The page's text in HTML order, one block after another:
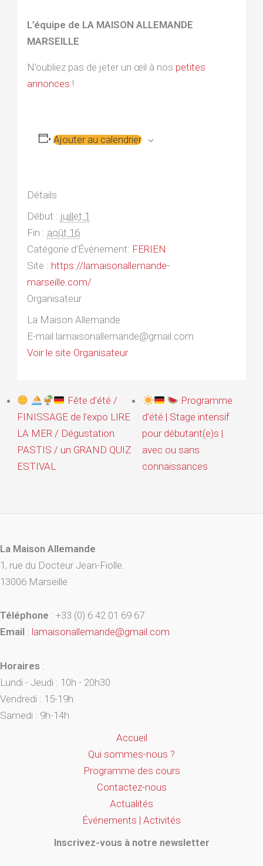
L’équipe de LA MAISON ALLEMANDE
MARSEILLE
N’oubliez pas de jeter un œil à nos petites
annonces !
Ajouter au calendrier
Détails
Début : juillet 1
Fin : août 16
Catégorie d’Évènement: FERIEN
Site : https://lamaisonallemande-
marseille.com/
Organisateur
La Maison Allemande
E-mail lamaisonallemande@gmail.com
Voir le site Organisateur
Fête d’été /
FINISSAGE de l’expo LIRE
LA MER / Dégustation
PASTIS / un GRAND QUIZ
ESTIVAL
Programme
d’été | Stage intensif
pour débutant(e)s |
avec ou sans
connaissances
La Maison Allemande
1, rue du Docteur Jean-Fiolle.
13006 Marseille
Téléphone : +33 (0) 6 42 01 69 67
Email : lamaisonallemande@gmail.com
Horaires :
Lundi - Jeudi : 10h - 20h30
Vendredi : 15-19h
Samedi : 9h-14h
Accueil
Qui sommes-nous ?
Programme des cours
Contactez-nous
Actualités
Événements | Activités
Inscrivez-vous à notre newsletter